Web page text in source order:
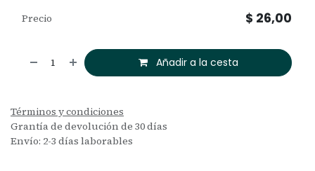
Añadir a la cesta
Precio $ 26,00
Términos y condiciones
Grantía de devolución de 30 días
Envío: 2-3 días laborables